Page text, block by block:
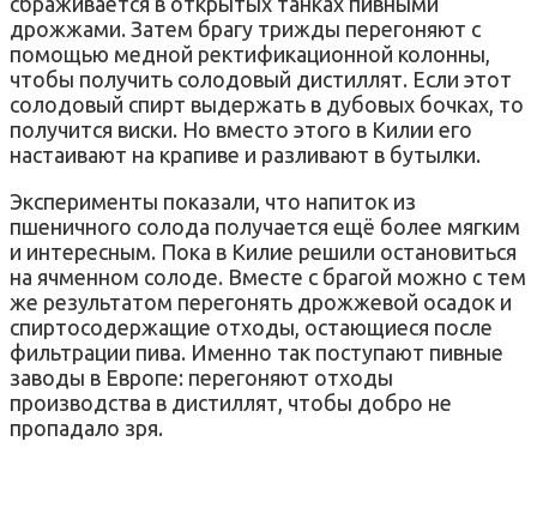
дрожжами. Затем брагу трижды перегоняют с
помощью медной ректификационной колонны,
чтобы получить солодовый дистиллят. Если этот
солодовый спирт выдержать в дубовых бочках, то
получится виски. Но вместо этого в Килии его
настаивают на крапиве и разливают в бутылки.
Эксперименты показали, что напиток из
пшеничного солода получается ещё более мягким
и интересным. Пока в Килие решили остановиться
на ячменном солоде. Вместе с брагой можно с тем
же результатом перегонять дрожжевой осадок и
спиртосодержащие отходы, остающиеся после
фильтрации пива. Именно так поступают пивные
заводы в Европе: перегоняют отходы
производства в дистиллят, чтобы добро не
пропадало зря.